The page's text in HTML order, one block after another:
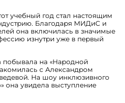
учебный год стал настоящим
Благодаря МИДиС и
она включилась в значимые
изнутри уже в первый
побывала на «Народной
с Александром
На шоу инклюзивного
она увидела выступление